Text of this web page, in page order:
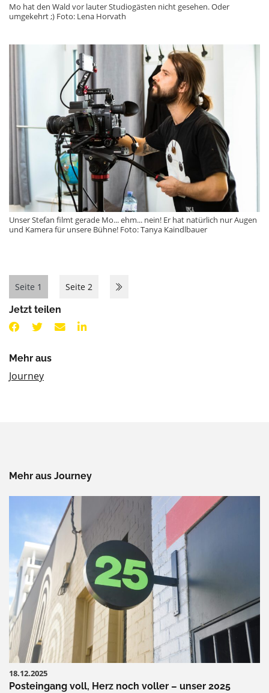
Mo hat den Wald vor lauter Studiogästen nicht gesehen. Oder
umgekehrt ;) Foto: Lena Horvath
Unser Stefan filmt gerade Mo... ehm... nein! Er hat natürlich nur Augen
und Kamera für unsere Bühne! Foto: Tanya Kaindlbauer
Seite 1
Seite 2
Jetzt teilen
Mehr aus
Journey
Mehr aus Journey
18.12.2025
Posteingang voll, Herz noch voller – unser 2025